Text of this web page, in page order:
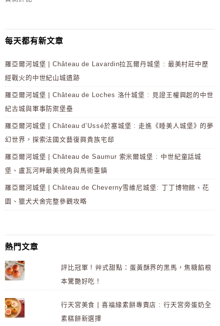
每天都有新文章
羅亞爾河城堡 | Château de Lavardin拉瓦爾丹城堡 : 最美村莊中歷
經戰火的中世紀山城遺跡
羅亞爾河城堡 | Château de Loches 洛什城堡 : 見證王權興起的中世
紀古城與軍事防禦堡壘
羅亞爾河城堡 | Château d’Ussé於塞城堡 : 走進《睡美人城堡》的夢
幻世界，探索法國文藝復興貴族宅邸
羅亞爾河城堡 | Château de Saumur 索米爾城堡 : 中世紀童話城
堡、盧瓦河畔最美視角與馬術重鎮
羅亞爾河城堡 | Château de Cheverny雪維尼城堡: 丁丁博物館、花
園、獵犬犬舍完整參觀攻略
熱門文章
評比冠軍 ! 艸式甜點：蛋黃酥界的黑馬，焦糖餡根
本驚艷好吃！
行天宮美食 | 喜福緣素餅專賣店 : 行天宮旁蛋奶全
素糕餅新選擇